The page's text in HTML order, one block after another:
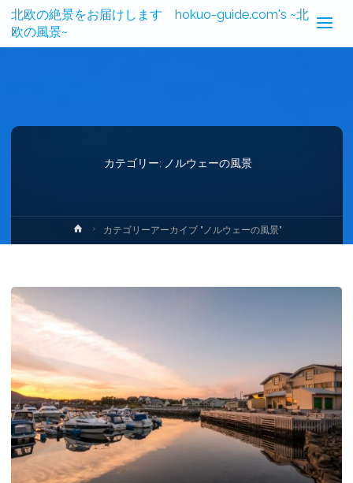
北欧の絶景をお届けします hokuo-guide.com's ~北
欧の風景~
カテゴリー: ノルウェーの風景
ホ
ー
カテゴリーアーカイブ "ノルウェーの風景"